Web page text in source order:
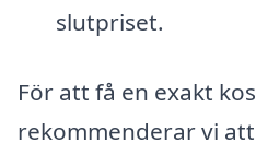
slutpriset.
För att få en exakt
rekommenderar vi